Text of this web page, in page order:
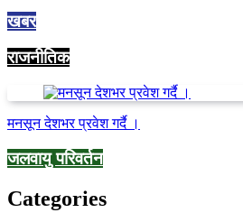
खबर
राजनीतिक
मनसून देशभर प्रवेश गर्दै ।
जलवायु परिवर्तन
Categories